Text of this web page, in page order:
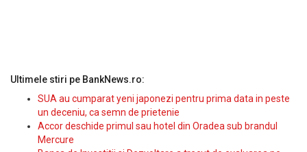
Ultimele stiri pe BankNews.ro:
SUA au cumparat yeni japonezi pentru prima data in peste
un deceniu, ca semn de prietenie
Accor deschide primul sau hotel din Oradea sub brandul
Mercure